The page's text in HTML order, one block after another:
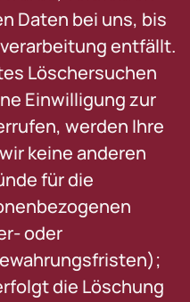
Daten bei uns, bis
entfällt.
Löschersuchen
Einwilligung zur
werden Ihre
keine anderen
für die
oder
die Löschung